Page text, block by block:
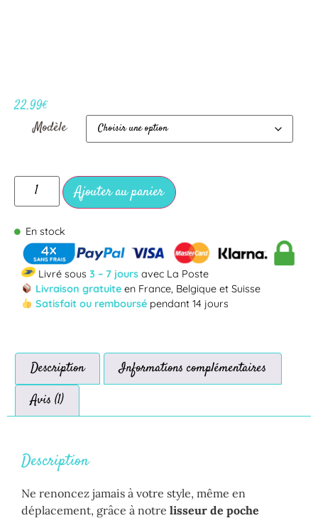
22.99€
Modèle
Ajouter au panier
En stock
Livré sous 3 – 7 jours avec La Poste
Livraison gratuite en France, Belgique et Suisse
Satisfait ou remboursé pendant 14 jours
Description
Informations complémentaires
Avis (1)
Description
Ne renoncez jamais à votre style, même en
déplacement, grâce à notre lisseur de poche